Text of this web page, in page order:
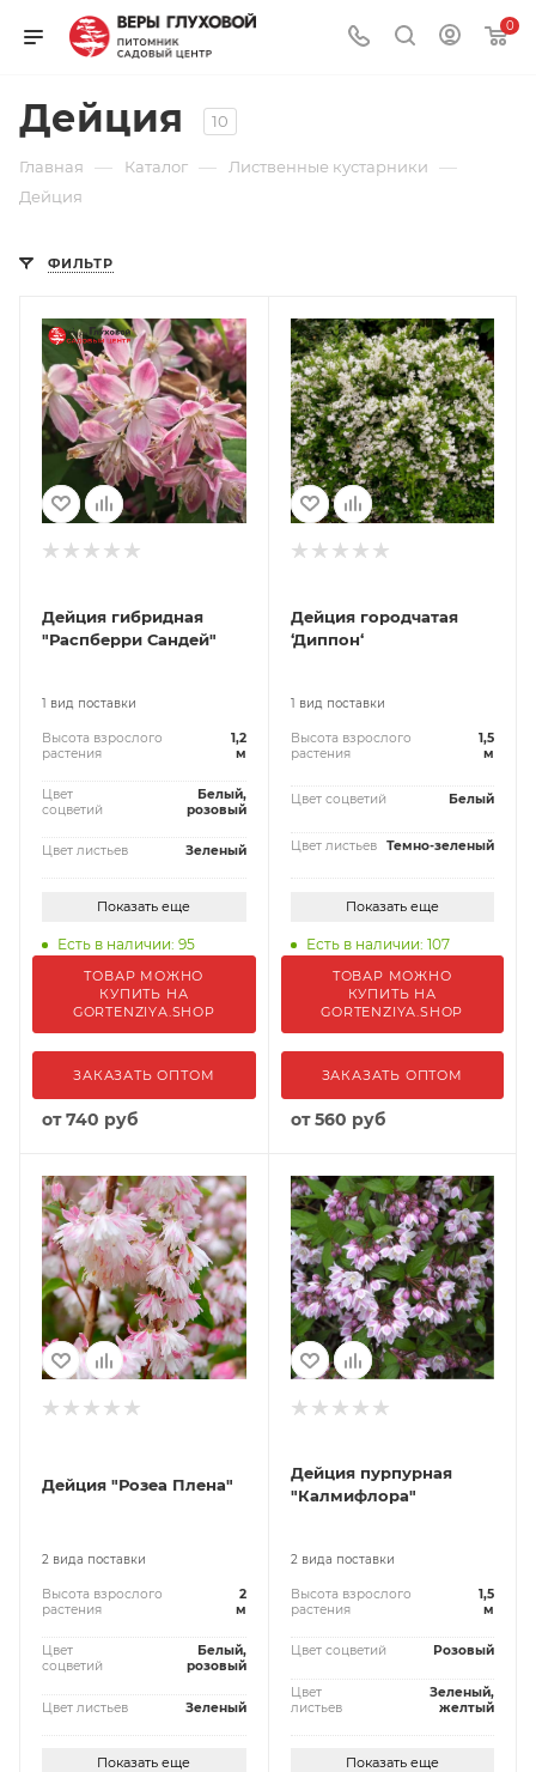
0
Дейция 10
Главная — Каталог — Лиственные кустарники —
Дейция
ФИЛЬТР
Дейция гибридная
"Распберри Сандей"
1 вид поставки
Высота взрослого
растения
1,2
м
Цвет
соцветий
Белый,
розовый
Цвет листьев Зеленый
Показать еще
Есть в наличии: 95
ТОВАР МОЖНО
КУПИТЬ НА
GORTENZIYA.SHOP
ЗАКАЗАТЬ ОПТОМ
от740 руб
Дейция городчатая
‘Диппон‘
1 вид поставки
Высота взрослого
растения
1,5
м
Цвет соцветий Белый
Цвет листьев Темно-зеленый
Показать еще
Есть в наличии: 107
ТОВАР МОЖНО
КУПИТЬ НА
GORTENZIYA.SHOP
ЗАКАЗАТЬ ОПТОМ
от560 руб
Дейция "Розеа Плена"
2 вида поставки
Высота взрослого
растения
2
м
Цвет
соцветий
Белый,
розовый
Цвет листьев Зеленый
Показать еще
Дейция пурпурная
"Калмифлора"
2 вида поставки
Высота взрослого
растения
1,5
м
Цвет соцветий Розовый
Цвет
листьев
Зеленый,
желтый
Показать еще